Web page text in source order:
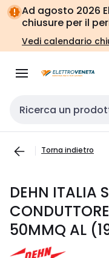
Vai alla
navigazione
Vai
alla
pagina
Ad agosto 2026
chiusure per il
Vedi calendario
Cerca input
Torna indietro
DEHN ITALIA
50MMQ AL